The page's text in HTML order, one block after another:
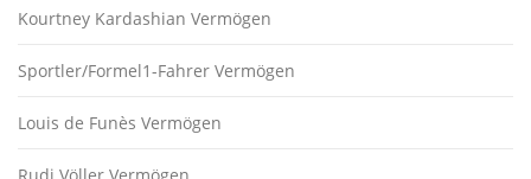
Kourtney Kardashian Vermögen
Sportler/Formel1-Fahrer Vermögen
Louis de Funès Vermögen